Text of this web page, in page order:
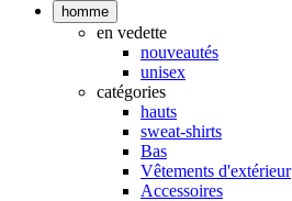
homme
en vedette
nouveautés
unisex
catégories
hauts
sweat-shirts
Bas
Vêtements d'extérieur
Accessoires